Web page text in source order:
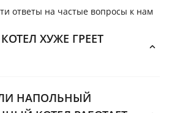
ответы на частые вопросы к нам
ХУЖЕ ГРЕЕТ
НАПОЛЬНЫЙ